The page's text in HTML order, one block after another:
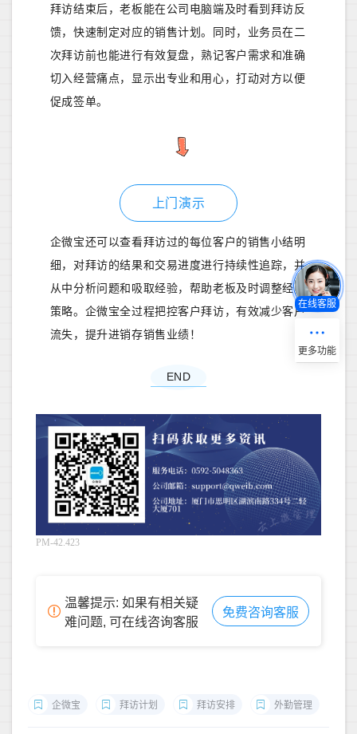
拜访结束后，老板能在公司电脑端及时看到拜访反
馈，快速制定对应的销售计划。同时，业务员在二
次拜访前也能进行有效复盘，熟记客户需求和准确
切入经营痛点，显示出专业和用心，打动对方以便
促成签单。
上门演示
企微宝还可以查看拜访过的每位客户的销售小结明
细，对拜访的结果和交易进度进行持续性追踪，并
从中分析问题和吸取经验，帮助老板及时调整经营
策略。企微宝全过程把控客户拜访，有效减少客户
流失，提升进销存销售业绩！
END
PM-42.423
温馨提示: 如果有相关疑
难问题, 可在线咨询客服
免费咨询客服
企微宝 拜访计划 拜访安排 外勤管理
在线客服